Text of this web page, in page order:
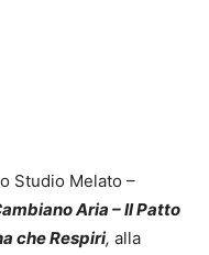
Studio Melato –
Aria – Il Patto
che Respiri, alla